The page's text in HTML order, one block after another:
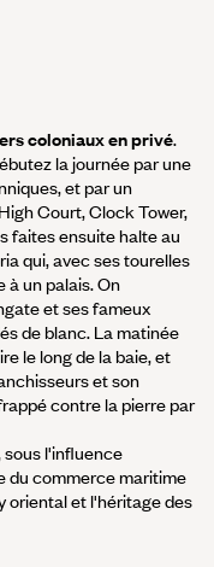
coloniaux en privé.
la journée par une
et par un
Court, Clock Tower,
faites ensuite halte au
qui, avec ses tourelles
à un palais. On
et ses fameux
de blanc. La matinée
le long de la baie, et
et son
contre la pierre par
sous l'influence
du commerce maritime
oriental et l'héritage des